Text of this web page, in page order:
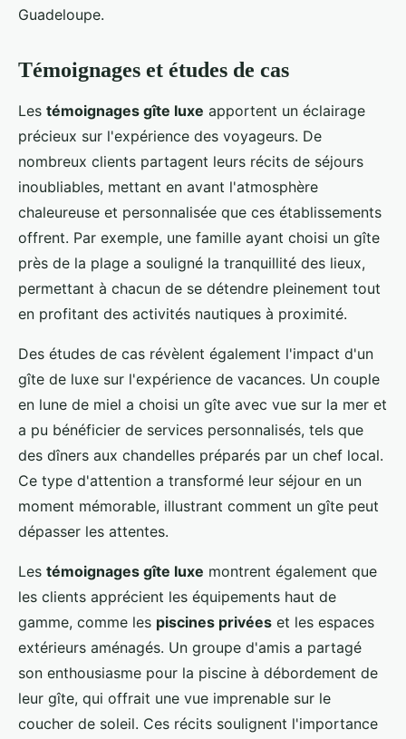
Guadeloupe.
Témoignages et études de cas
Les témoignages gîte luxe apportent un éclairage
précieux sur l'expérience des voyageurs. De
nombreux clients partagent leurs récits de séjours
inoubliables, mettant en avant l'atmosphère
chaleureuse et personnalisée que ces établissements
offrent. Par exemple, une famille ayant choisi un gîte
près de la plage a souligné la tranquillité des lieux,
permettant à chacun de se détendre pleinement tout
en profitant des activités nautiques à proximité.
Des études de cas révèlent également l'impact d'un
gîte de luxe sur l'expérience de vacances. Un couple
en lune de miel a choisi un gîte avec vue sur la mer et
a pu bénéficier de services personnalisés, tels que
des dîners aux chandelles préparés par un chef local.
Ce type d'attention a transformé leur séjour en un
moment mémorable, illustrant comment un gîte peut
dépasser les attentes.
Les témoignages gîte luxe montrent également que
les clients apprécient les équipements haut de
gamme, comme les piscines privées et les espaces
extérieurs aménagés. Un groupe d'amis a partagé
son enthousiasme pour la piscine à débordement de
leur gîte, qui offrait une vue imprenable sur le
coucher de soleil. Ces récits soulignent l'importance